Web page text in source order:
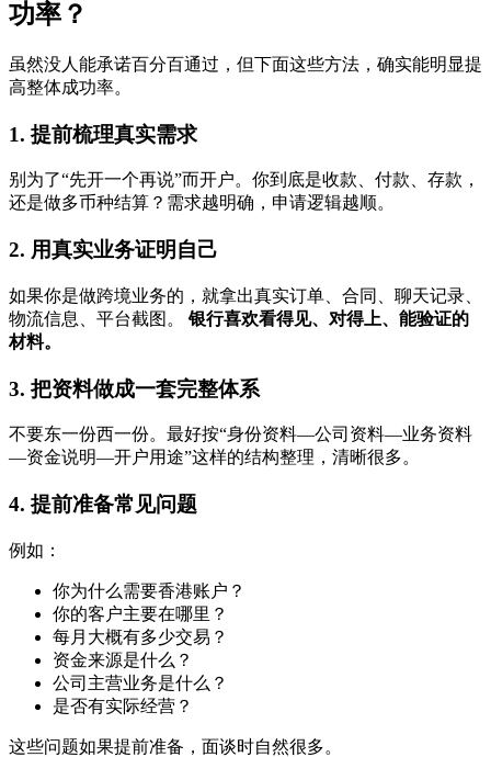
功率？
虽然没人能承诺百分百通过，但下面这些方法，确实能明显提
高整体成功率。
1. 提前梳理真实需求
别为了“先开一个再说”而开户。你到底是收款、付款、存款，
还是做多币种结算？需求越明确，申请逻辑越顺。
2. 用真实业务证明自己
如果你是做跨境业务的，就拿出真实订单、合同、聊天记录、
物流信息、平台截图。银行喜欢看得见、对得上、能验证的
材料。
3. 把资料做成一套完整体系
不要东一份西一份。最好按“身份资料—公司资料—业务资料
—资金说明—开户用途”这样的结构整理，清晰很多。
4. 提前准备常见问题
例如：
你为什么需要香港账户？
你的客户主要在哪里？
每月大概有多少交易？
资金来源是什么？
公司主营业务是什么？
是否有实际经营？
这些问题如果提前准备，面谈时自然很多。